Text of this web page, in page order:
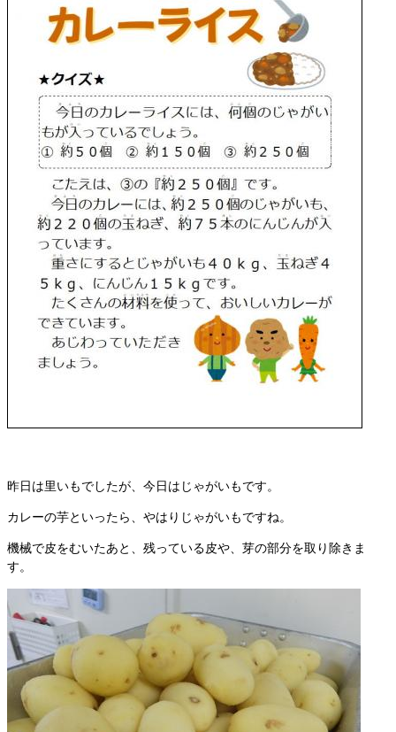
昨日は里いもでしたが、今日はじゃがいもです。
カレーの芋といったら、やはりじゃがいもですね。
機械で皮をむいたあと、残っている皮や、芽の部分を取り除きま
す。